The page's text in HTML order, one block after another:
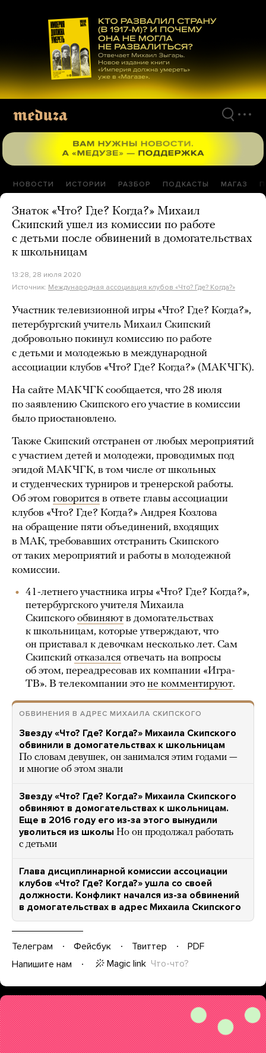
материалам
НОВОСТИ ИСТОРИИ РАЗБОР ПОДКАСТЫ МАГАЗ
Знаток «Что? Где? Когда?» Михаил
Скипский ушел из комиссии по работе
с детьми после обвинений в домогательствах
к школьницам
13:28, 28 июля 2020
Источник: Международная ассоциация клубов «Что? Где? Когда?»
Участник телевизионной игры «Что? Где? Когда?»,
петербургский учитель Михаил Скипский
добровольно покинул комиссию по работе
с детьми и молодежью в международной
ассоциации клубов «Что? Где? Когда?» (МАК ЧГК).
На сайте МАК ЧГК сообщается, что 28 июля
по заявлению Скипского его участие в комиссии
было приостановлено.
Также Скипский отстранен от любых мероприятий
с участием детей и молодежи, проводимых под
эгидой МАК ЧГК, в том числе от школьных
и студенческих турниров и тренерской работы.
Об этом говорится в ответе главы ассоциации
клубов «Что? Где? Когда?» Андрея Козлова
на обращение пяти объединений, входящих
в МАК, требовавших отстранить Скипского
от таких мероприятий и работы в молодежной
комиссии.
41-летнего участника игры «Что? Где? Когда?»,
петербургского учителя Михаила
Скипского обвиняют в домогательствах
к школьницам, которые утверждают, что
он приставал к девочкам несколько лет. Сам
Скипский отказался отвечать на вопросы
об этом, переадресовав их компании «Игра-
ТВ». В телекомпании это не комментируют.
ОБВИНЕНИЯ В АДРЕС МИХАИЛА СКИПСКОГО
Звезду «Что? Где? Когда?» Михаила Скипского
обвинили в домогательствах к школьницам
По словам девушек, он занимался этим годами —
и многие об этом знали
Звезду «Что? Где? Когда?» Михаила Скипского
обвиняют в домогательствах к школьницам.
Еще в 2016 году его из-за этого вынудили
уволиться из школы Но он продолжал работать
с детьми
Глава дисциплинарной комиссии ассоциации
клубов «Что? Где? Когда?» ушла со своей
должности. Конфликт начался из-за обвинений
в домогательствах в адрес Михаила Скипского
Телеграм Фейсбук Твиттер
PDF
Напишите нам
Magic link Что-что?